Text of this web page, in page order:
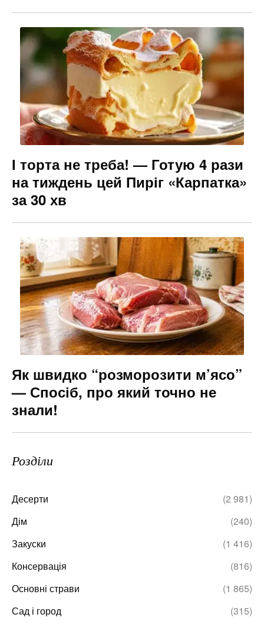
І торта не треба! — Готую 4 рази
на тиждень цей Пиріг «Карпатка»
за 30 хв
Як швидко “розморозити м’ясо”
— Спосіб, про який точно не
знали!
Розділи
Десерти
(2 981)
Дім
(240)
Закуски
(1 416)
Консервація
(816)
Основні страви
(1 865)
Сад і город
(315)